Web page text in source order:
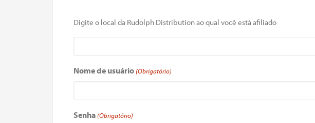
Digite o local da Rudolph Distribution ao qual você está afiliado
Nome de usuário (Obrigatório)
Senha (Obrigatório)